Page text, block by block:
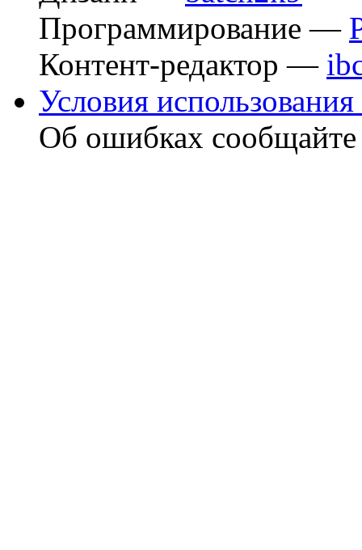
Программирование —
Контент-редактор —
Условия использования
Об ошибках